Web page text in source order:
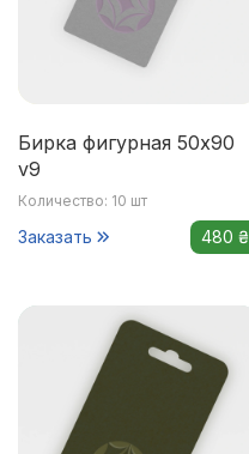
Бирка фигурная 50x90
v9
Количество: 10 шт
Заказать 480 ₴